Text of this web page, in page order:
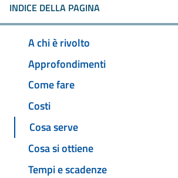
INDICE DELLA PAGINA
A chi è rivolto
Approfondimenti
Come fare
Costi
Cosa serve
Cosa si ottiene
Tempi e scadenze